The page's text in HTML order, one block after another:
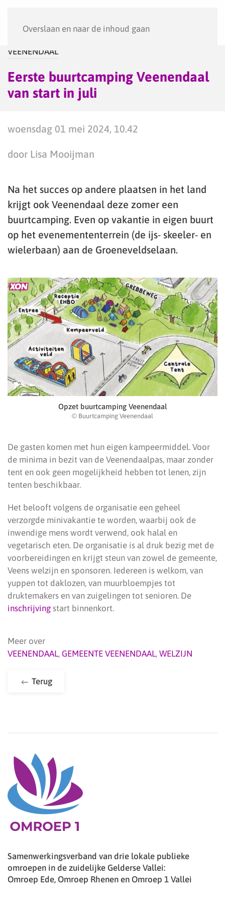
Overslaan en naar de inhoud gaan
VEENENDAAL
Eerste buurtcamping Veenendaal
van start in juli
woensdag 01 mei 2024, 10.42
door Lisa Mooijman
Na het succes op andere plaatsen in het land
krijgt ook Veenendaal deze zomer een
buurtcamping. Even op vakantie in eigen buurt
op het evenemententerrein (de ijs- skeeler- en
wielerbaan) aan de Groeneveldselaan.
Opzet buurtcamping Veenendaal
© Buurtcamping Veenendaal
De gasten komen met hun eigen kampeermiddel. Voor
de minima in bezit van de Veenendaalpas, maar zonder
tent en ook geen mogelijkheid hebben tot lenen, zijn
tenten beschikbaar.
Het belooft volgens de organisatie een geheel
verzorgde minivakantie te worden, waarbij ook de
inwendige mens wordt verwend, ook halal en
vegetarisch eten. De organisatie is al druk bezig met de
voorbereidingen en krijgt steun van zowel de gemeente,
Veens welzijn en sponsoren. Iedereen is welkom, van
yuppen tot daklozen, van muurbloempjes tot
druktemakers en van zuigelingen tot senioren. De
inschrijving start binnenkort.
Meer over
VEENENDAAL, GEMEENTE VEENENDAAL, WELZIJN
Terug
Samenwerkingsverband van drie lokale publieke
omroepen in de zuidelijke Gelderse Vallei:
Omroep Ede, Omroep Rhenen en Omroep 1 Vallei